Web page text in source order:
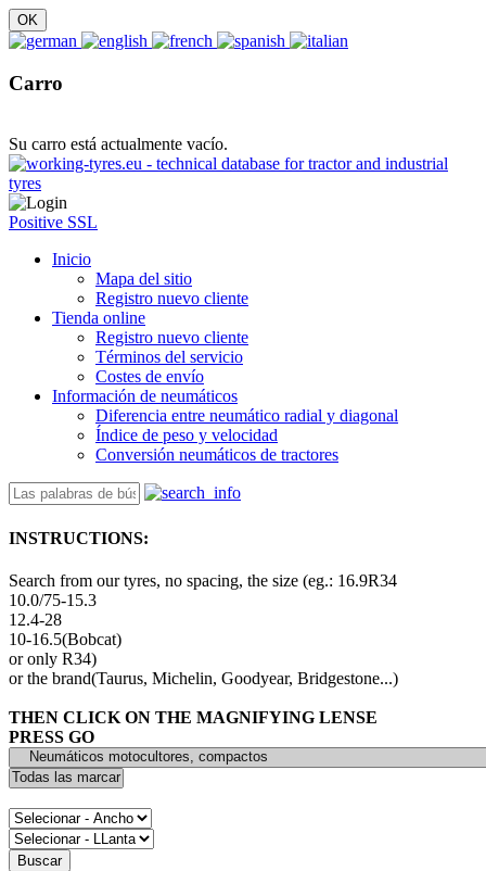
Carro
Su carro está actualmente vacío.
Positive SSL
Inicio
Mapa del sitio
Registro nuevo cliente
Tienda online
Registro nuevo cliente
Términos del servicio
Costes de envío
Información de neumáticos
Diferencia entre neumático radial y diagonal
Índice de peso y velocidad
Conversión neumáticos de tractores
INSTRUCTIONS:
Search from our tyres, no spacing, the size (eg.: 16.9R34
10.0/75-15.3
12.4-28
10-16.5(Bobcat)
or only R34)
or the brand(Taurus, Michelin, Goodyear, Bridgestone...)
THEN CLICK ON THE MAGNIFYING LENSE
PRESS GO